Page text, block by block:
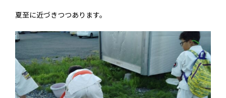
夏至に近づきつつあります。